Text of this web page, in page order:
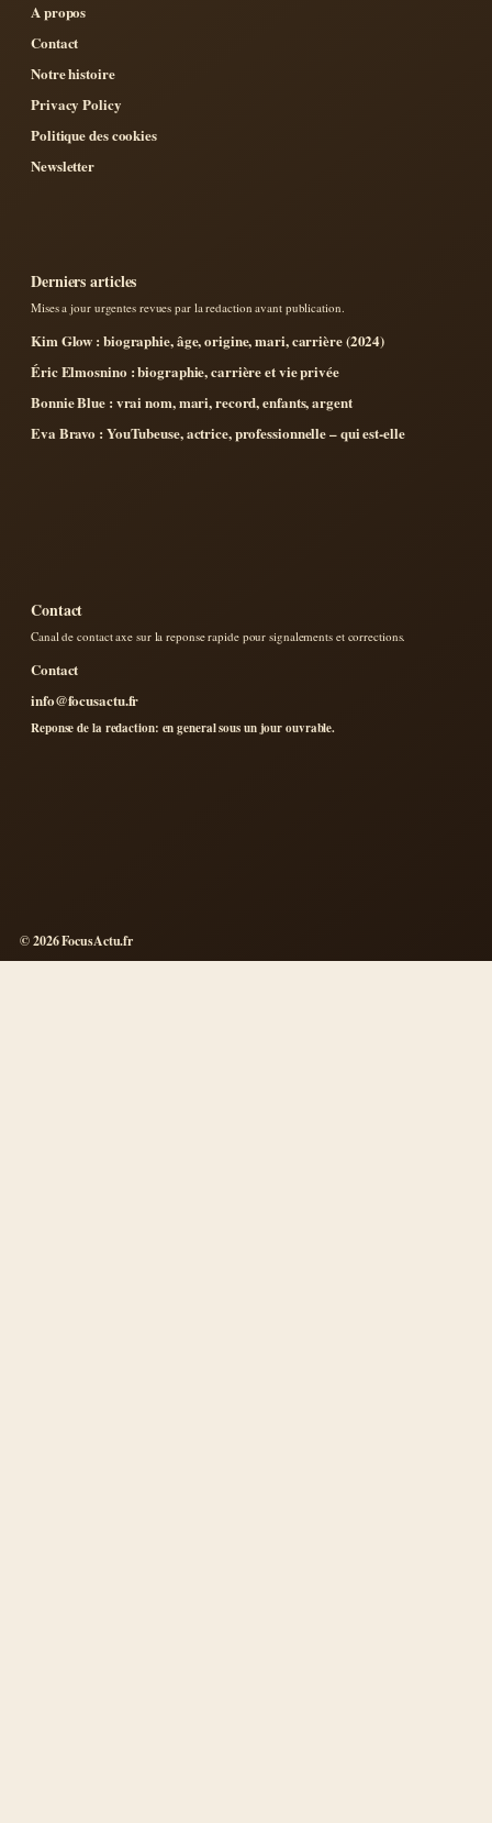
A propos
Contact
Notre histoire
Privacy Policy
Politique des cookies
Newsletter
Derniers articles
Mises a jour urgentes revues par la redaction avant publication.
Kim Glow : biographie, âge, origine, mari, carrière (2024)
Éric Elmosnino : biographie, carrière et vie privée
Bonnie Blue : vrai nom, mari, record, enfants, argent
Eva Bravo : YouTubeuse, actrice, professionnelle – qui est-elle
Contact
Canal de contact axe sur la reponse rapide pour signalements et corrections.
Contact
info@focusactu.fr
Reponse de la redaction: en general sous un jour ouvrable.
© 2026 FocusActu.fr